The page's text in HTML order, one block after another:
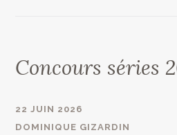
Concours séries
22 JUIN 2026
DOMINIQUE GIZARDIN